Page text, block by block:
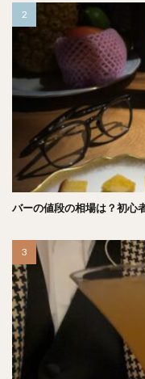
バーの値段の相場は？初心